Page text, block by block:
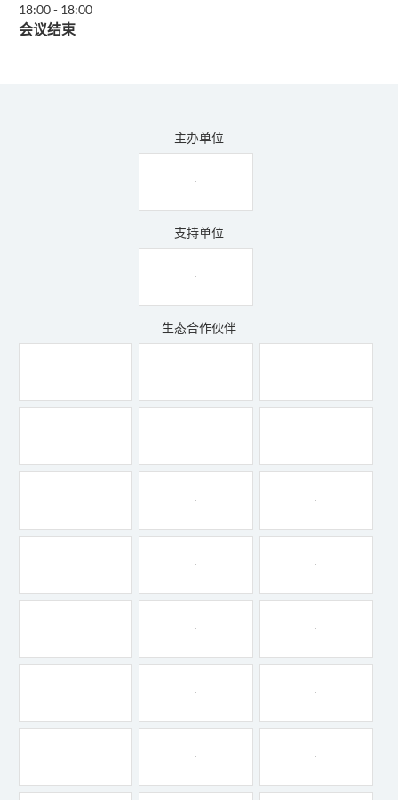
18:00- 18:00
会议结束
主办单位
支持单位
生态合作伙伴